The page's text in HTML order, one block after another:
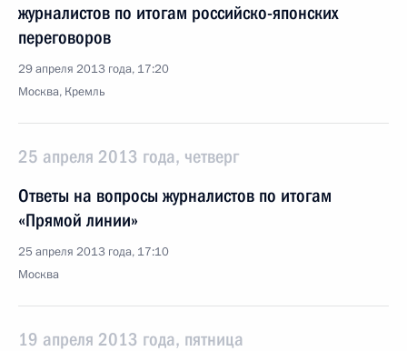
журналистов по итогам российско-японских
переговоров
29 апреля 2013 года, 17:20
Москва, Кремль
25 апреля 2013 года, четверг
Ответы на вопросы журналистов по итогам
«Прямой линии»
25 апреля 2013 года, 17:10
Москва
19 апреля 2013 года, пятница